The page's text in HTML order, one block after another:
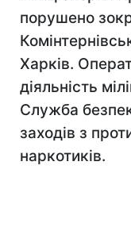
порушено
Харків.
діяльність
Служба
заходів з
наркотиків.